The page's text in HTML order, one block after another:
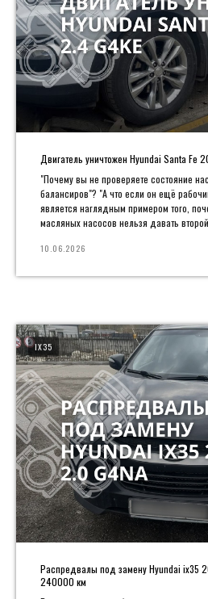
Двигатель уничтожен Hyundai Santa Fe
"Почему вы не проверяете состояние
балансиров"? "А что если он ещё
является наглядным примером того,
масляных насосов нельзя давать
10.06.2026
IX35
Распредвалы под замену Hyundai ix35
240000 км